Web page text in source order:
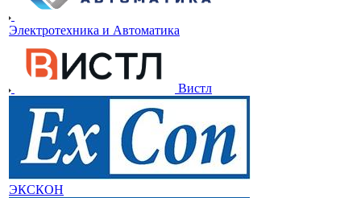
Электротехника и Автоматика
Вистл
ЭКСКОН